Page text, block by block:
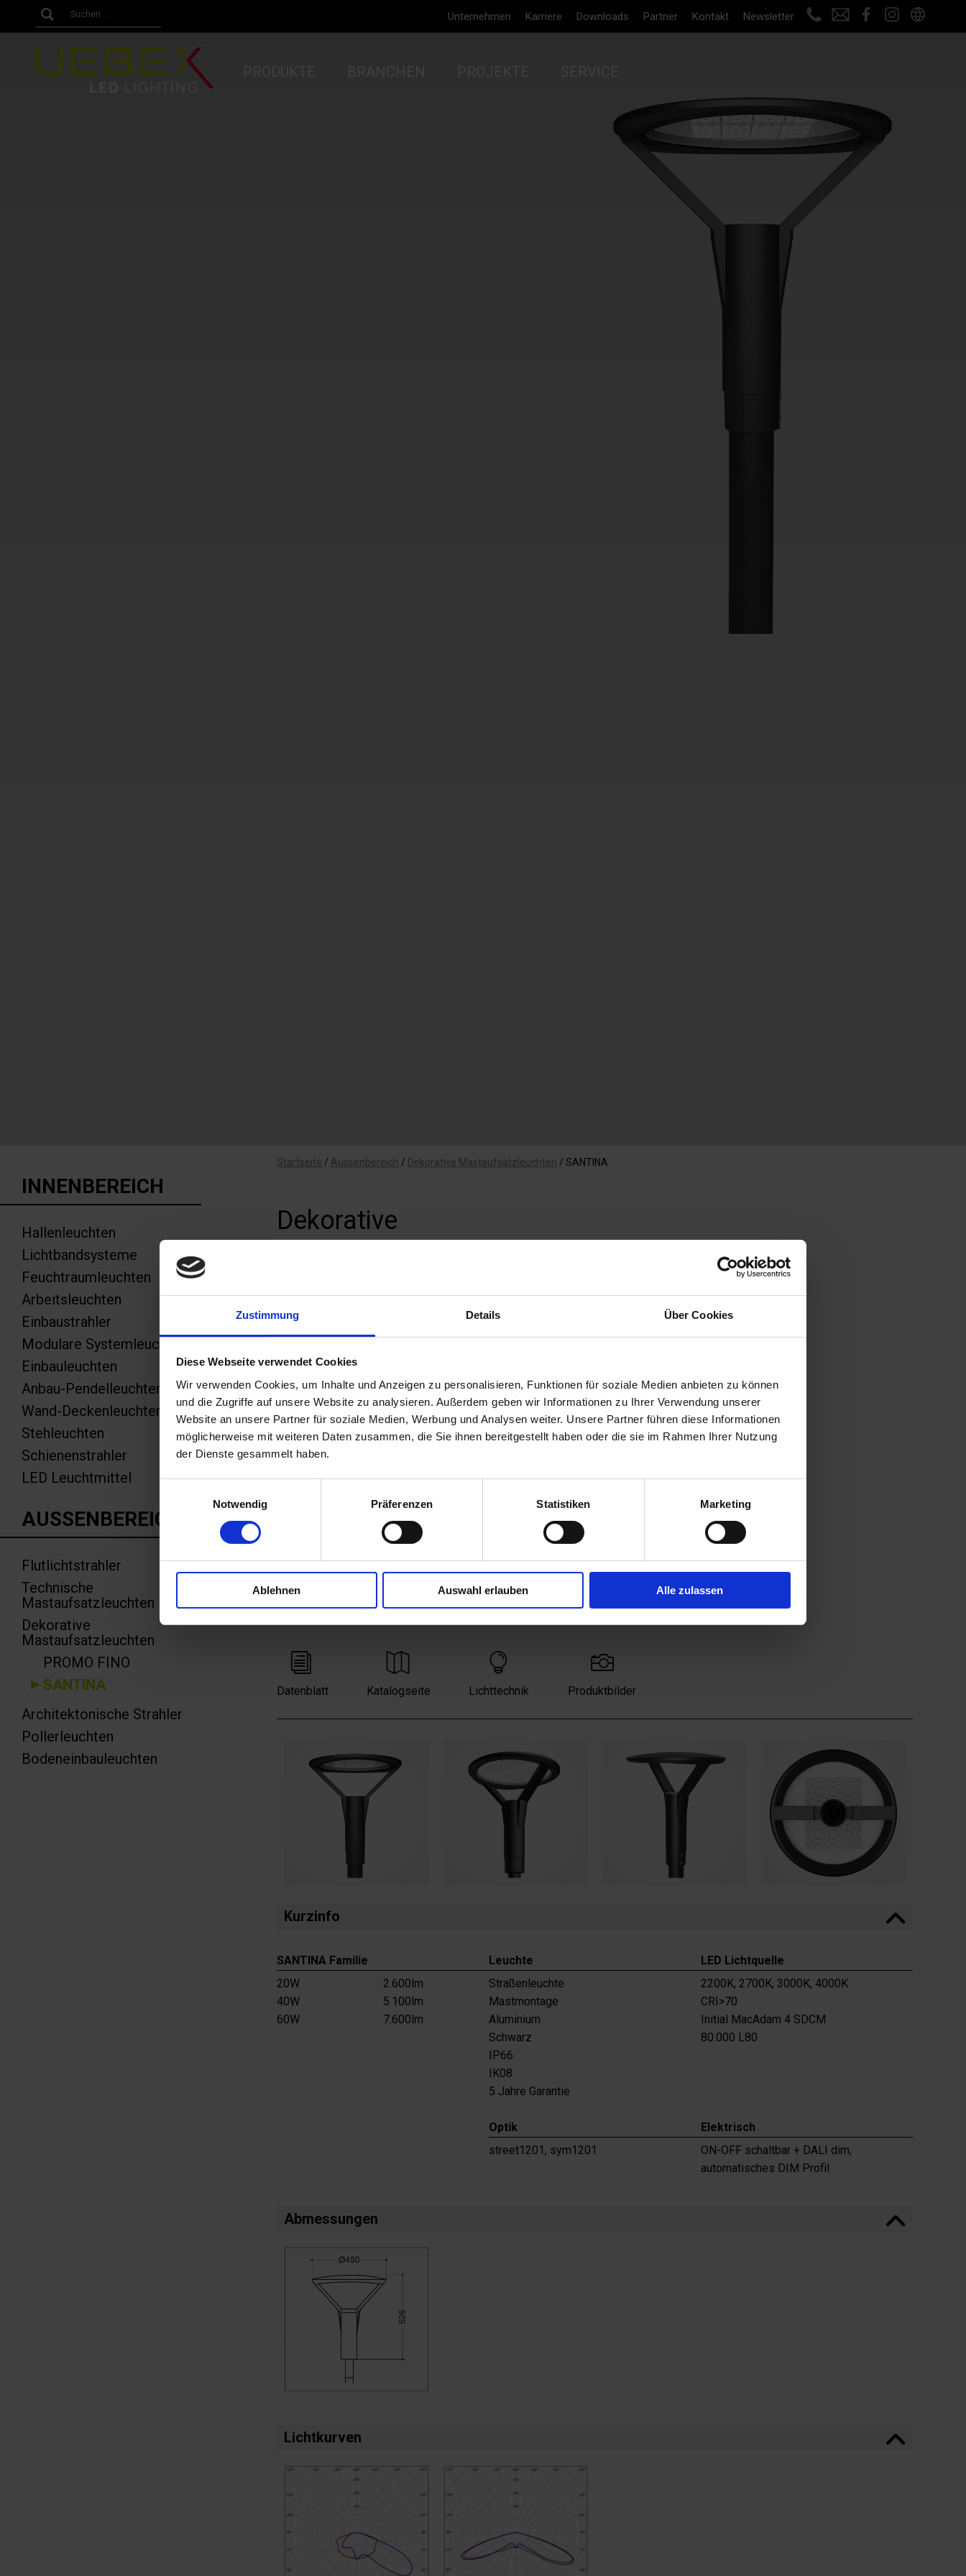
Zustimmung Details Über Cookies
Diese Webseite verwendet Cookies
Wir verwenden Cookies, um Inhalte und Anzeigen zu personalisieren, Funktionen für soziale Medien anbieten zu können
und die Zugriffe auf unsere Website zu analysieren. Außerdem geben wir Informationen zu Ihrer Verwendung unserer
Website an unsere Partner für soziale Medien, Werbung und Analysen weiter. Unsere Partner führen diese Informationen
möglicherweise mit weiteren Daten zusammen, die Sie ihnen bereitgestellt haben oder die sie im Rahmen Ihrer Nutzung
der Dienste gesammelt haben.
Notwendig
Präferenzen Statistiken Marketing
Ablehnen Auswahl erlauben Alle zulassen
Unternehmen Karriere Downloads Partner Kontakt Newsletter
INNENBEREICH
Hallenleuchten
Lichtbandsysteme
Feuchtraumleuchten
Arbeitsleuchten
Einbaustrahler
Modulare Systemleuchten
Einbauleuchten
Anbau-Pendelleuchten
Wand-Deckenleuchten
Stehleuchten
Schienenstrahler
LED Leuchtmittel
AUSSENBEREICH
Flutlichtstrahler
Technische
Mastaufsatzleuchten
Dekorative
Mastaufsatzleuchten
PROMO FINO
SANTINA
Architektonische Strahler
Pollerleuchten
Bodeneinbauleuchten
Startseite / Aussenbereich / Dekorative Mastaufsatzleuchten /SANTINA
Dekorative
SANTINA
LED Straßenleuchte mit formschönem Design. Vielseitige
Straßen, Verkehrswegen, Wohngebieten und Fußgängerzonen.
Gehäusesockel aus schwarz pulverbeschichtetem
Aluminiumdruckguss.
Hocheffiziente LED-Technik mit innovativem Linsensystem für
Deckel aus extrem schlagfestem und UV-beständigem
Extrem witterungsbeständig und langlebig.
Einfache und schnelle Montage durch
Zusätzliche Adapter zur Montage auf Anfrage erhältlich.
Datenblatt Katalogseite Lichttechnik Produktbilder
Kurzinfo
SANTINA Familie
20W
40W
60W
2.600lm
5.100lm
7.600lm
Leuchte
Straßenleuchte
Mastmontage
Aluminium
Schwarz
IP66
IK08
5 Jahre Garantie
LED Lichtquelle
2200K, 2700K, 3000K, 4000K
CRI>70
Initial MacAdam 4 SDCM
80.000 L80
Optik
street1201, sym1201
Elektrisch
ON-OFF schaltbar + DALI dim,
automatisches DIM Profil
Abmessungen
Lichtkurven